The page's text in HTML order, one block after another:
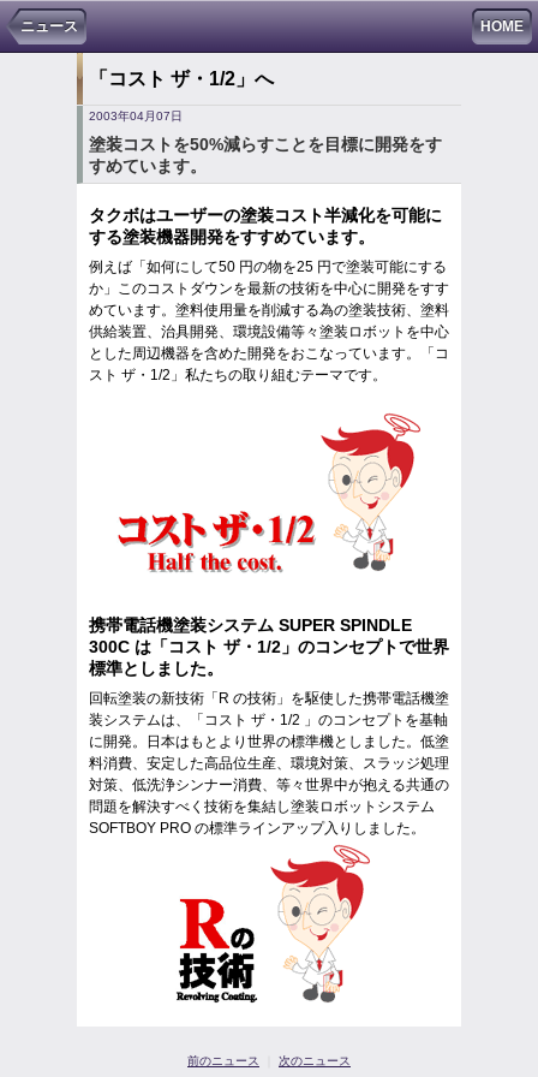
HOME
ニュース
「コスト ザ・1/2」へ
2003年04月07日
塗装コストを50%減らすことを目標に開発をす
すめています。
タクボはユーザーの塗装コスト半減化を可能に
する塗装機器開発をすすめています。
例えば「如何にして50 円の物を25 円で塗装可能にする
か」このコストダウンを最新の技術を中心に開発をすす
めています。塗料使用量を削減する為の塗装技術、塗料
供給装置、治具開発、環境設備等々塗装ロボットを中心
とした周辺機器を含めた開発をおこなっています。「コ
スト ザ・1/2」私たちの取り組むテーマです。
携帯電話機塗装システム SUPER SPINDLE
300C は「コスト ザ・1/2」のコンセプトで世界
標準としました。
回転塗装の新技術「R の技術」を駆使した携帯電話機塗
装システムは、「コスト ザ・1/2 」のコンセプトを基軸
に開発。日本はもとより世界の標準機としました。低塗
料消費、安定した高品位生産、環境対策、スラッジ処理
対策、低洗浄シンナー消費、等々世界中が抱える共通の
問題を解決すべく技術を集結し塗装ロボットシステム
SOFTBOY PRO の標準ラインアップ入りしました。
前のニュース 次のニュース